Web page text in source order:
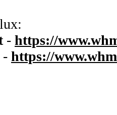
- https://
- https://